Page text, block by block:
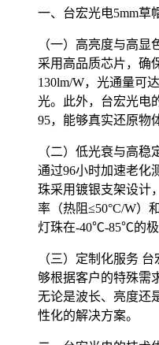
一、台宏光电5mm草
（一）高亮度与高
采用高品质芯片，确
130lm/W，光通量可
光。此外，台宏光电
95，能够真实还原物
（二）低光衰与高
通过96小时加速老化
珠采用镀银支架设计
率（热阻≤50°C/W）
灯珠在-40℃-85℃的极
（三）定制化服务
够根据客户的特殊需
无论是波长、亮度还
性化的解决方案。